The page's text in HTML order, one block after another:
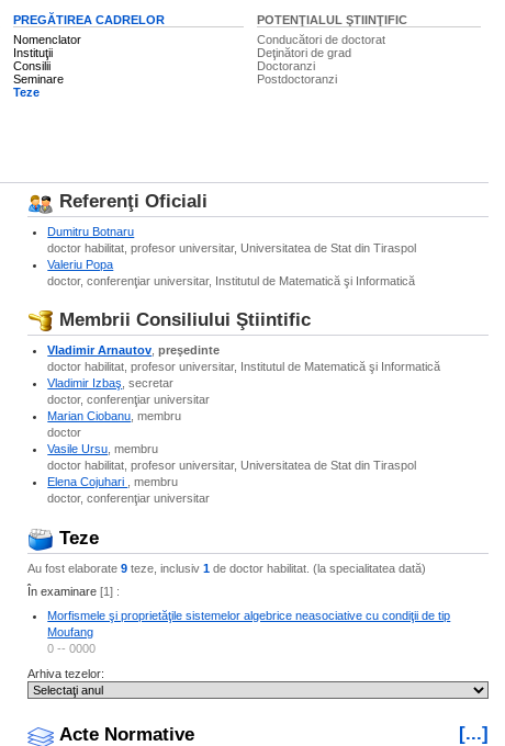
PREGĂTIREA CADRELOR
Nomenclator
Instituţii
Consilii
Seminare
Teze
POTENŢIALUL ŞTIINŢIFIC
Conducători de doctorat
Deţinători de grad
Doctoranzi
Postdoctoranzi
Referenţi Oficiali
Dumitru Botnaru
doctor habilitat, profesor universitar, Universitatea de Stat din Tiraspol
Valeriu Popa
doctor, conferenţiar universitar, Institutul de Matematică şi Informatică
Membrii Consiliului Ştiintific
Vladimir Arnautov ,preşedinte
doctor habilitat, profesor universitar, Institutul de Matematică şi Informatică
Vladimir Izbaş , secretar
doctor, conferenţiar universitar
Marian Ciobanu , membru
doctor
Vasile Ursu , membru
doctor habilitat, profesor universitar, Universitatea de Stat din Tiraspol
Elena Cojuhari
, membru
doctor, conferenţiar universitar
Teze
Au fost elaborate 9teze, inclusiv 1de doctor habilitat. (la specialitatea dată)
În examinare [1] :
Morfismele şi proprietăţile sistemelor algebrice neasociative cu condiţii de tip
Moufang
0 -- 0000
Arhiva tezelor:
[...]
Acte Normative